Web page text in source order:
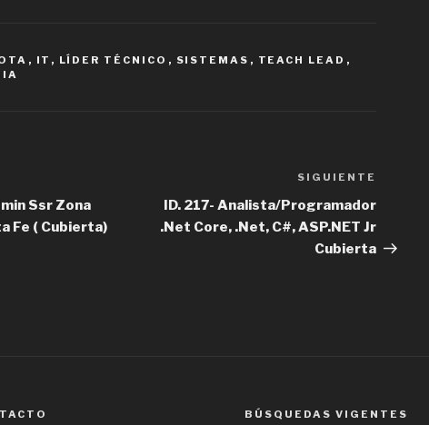
, IT , LÍDER TÉCNICO , SISTEMAS , TEACH LEAD ,
Ssr Zona
Fe ( Cubierta)
entrada
SIGUIENTE
ID. 217- Analista/Programador
.Net Core, .Net, C#, ASP.NET Jr
Cubierta
BÚSQUEDAS VIGENTES